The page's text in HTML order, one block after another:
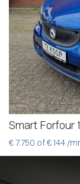
Smart Forfour
€ 7.750 of € 144 /